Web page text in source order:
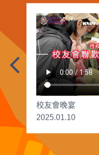
校友會晚宴
2025.01.10